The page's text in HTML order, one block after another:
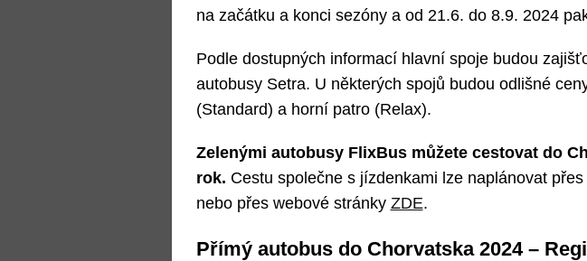
na začátku a konci sezóny a od 21.6. do 8.9. 2024
Podle dostupných informací hlavní spoje budou
autobusy Setra. U některých spojů budou odlišné
(Standard) a horní patro (Relax).
Zelenými autobusy FlixBus můžete cestovat do
rok. Cestu společne s jízdenkami lze naplánovat
nebo přes webové stránky ZDE.
Přímý autobus do Chorvatska 2024 –